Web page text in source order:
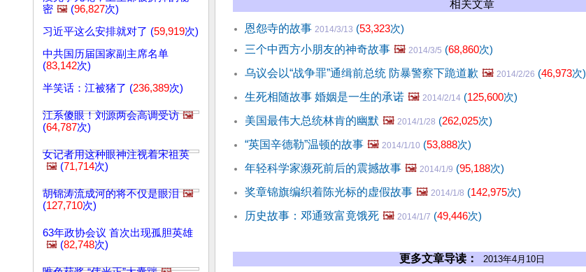
密 🖼️ (96,827次)
习近平这么安排就对了 (59,919次)
中共国历届国家副主席名单
(83,142次)
半笑话：江被猪了 (236,389次)
江系傻眼！刘源两会高调受访 🖼️
(64,787次)
女记者用这种眼神注视着宋祖英
🖼️ (71,714次)
胡锦涛流成河的将不仅是眼泪 🖼️
(127,710次)
63年政协会议 首次出现孤胆英雄
🖼️ (82,748次)
相关文章
恩怨寺的故事 2014/3/13 (53,323次)
三个中西方小朋友的神奇故事 🖼️ 2014/3/5 (68,860次)
乌议会以“战争罪”通缉前总统 防暴警察下跪道歉 🖼️ 2014/2/26 (46,973次)
生死相随故事 婚姻是一生的承诺 🖼️ 2014/2/14 (125,600次)
美国最伟大总统林肯的幽默 🖼️ 2014/1/28 (262,025次)
“英国辛德勒”温顿的故事 🖼️ 2014/1/10 (53,888次)
年轻科学家濒死前后的震撼故事 🖼️ 2014/1/9 (95,188次)
奖章锦旗编织着陈光标的虚假故事 🖼️ 2014/1/8 (142,975次)
历史故事：邓通致富竟饿死 🖼️ 2014/1/7 (49,446次)
更多文章导读： 2013年4月10日